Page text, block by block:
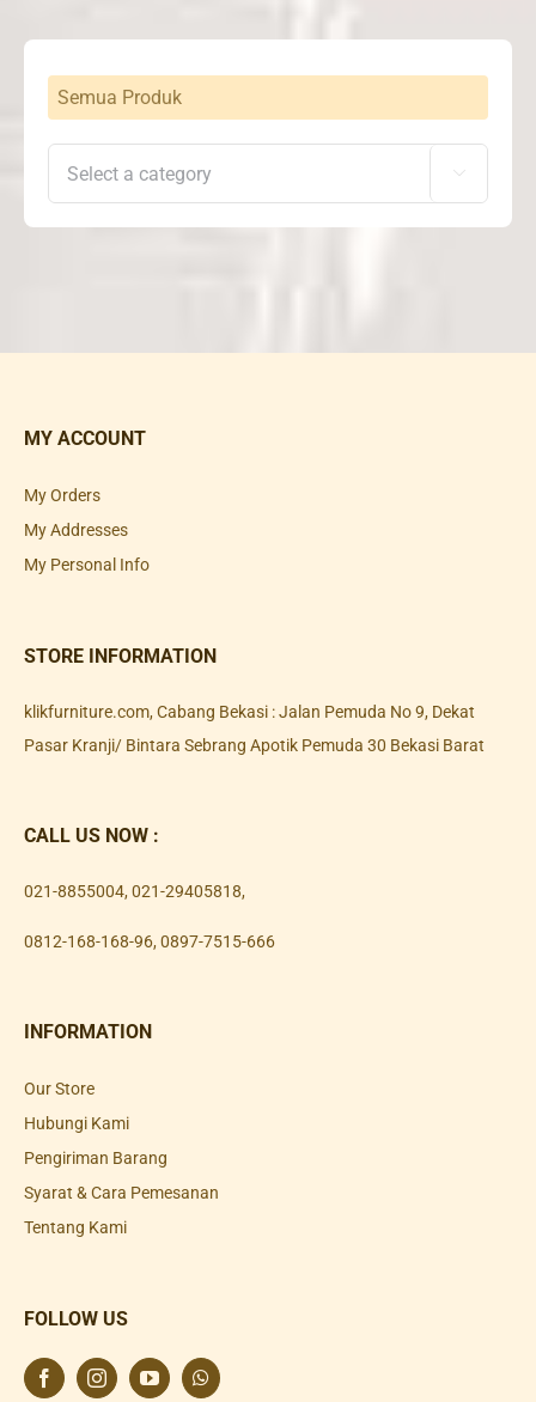
Semua Produk

MY ACCOUNT
My Orders
My Addresses
My Personal Info
STORE INFORMATION
klikfurniture.com, Cabang Bekasi : Jalan Pemuda No 9, Dekat
Pasar Kranji/ Bintara Sebrang Apotik Pemuda 30 Bekasi Barat
CALL US NOW :
021-8855004, 021-29405818,
0812-168-168-96, 0897-7515-666
INFORMATION
Our Store
Hubungi Kami
Pengiriman Barang
Syarat & Cara Pemesanan
Tentang Kami
FOLLOW US